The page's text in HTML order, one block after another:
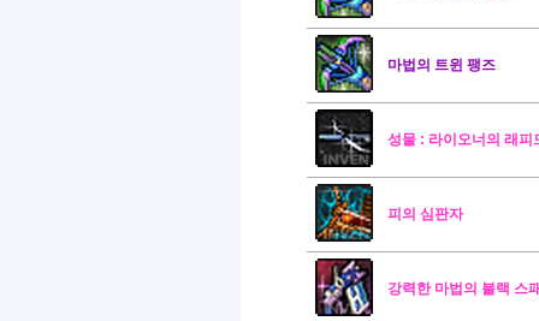
마법의 트윈 팽즈
성물 : 라이오너의 래피
피의 심판자
강력한 마법의 블랙 스